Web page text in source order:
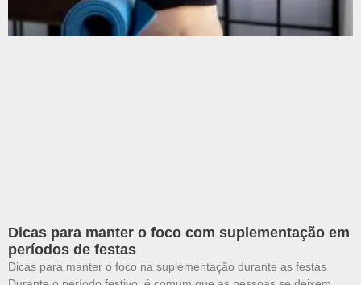
Dicas para manter o foco com suplementação em
períodos de festas
Dicas para manter o foco na suplementação durante as festas